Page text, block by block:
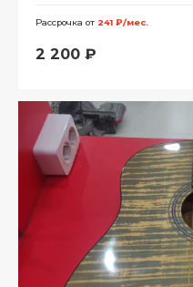
Рассрочка от 241 ₽/мес.
2 200 ₽